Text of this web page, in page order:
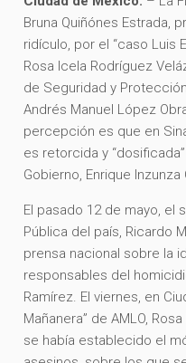
Bruna Quiñónes Estrada,
ridículo, por el “caso Luis
Rosa Icela Rodríguez
de Seguridad y
Andrés Manuel López
percepción es que en
es retorcida y
Gobierno, Enrique Inzunza
El pasado 12 de mayo, el
Pública del país, Ricardo
prensa nacional sobre la
responsables del
Ramírez. El viernes, en
Mañanera” de AMLO,
se había establecido el